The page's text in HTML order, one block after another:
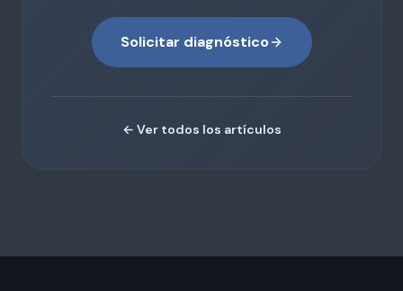
Solicitar diagnóstico
← Ver todos los artículos